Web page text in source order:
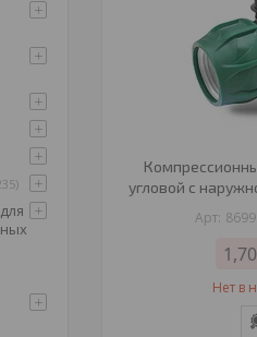
угловой с
1,70
Нет в